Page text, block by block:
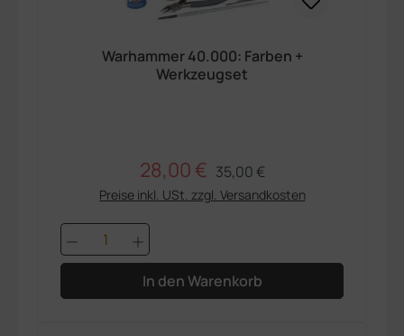
Warhammer 40.000: Farben +
Werkzeugset
Verkaufspreis:
28,00 € Regulärer Preis:
35,00 €
Preise inkl. USt. zzgl. Versandkosten
Produkt Anzahl: Gib den
In den Warenkorb